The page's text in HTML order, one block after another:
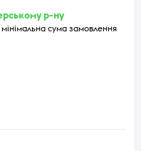
р-ну
сума замовлення